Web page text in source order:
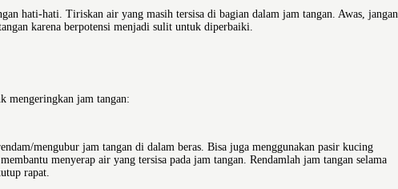
hati-hati. Tiriskan air yang masih tersisa di bagian dalam jam tangan. Awas, jangan
karena berpotensi menjadi sulit untuk diperbaiki.
mengeringkan jam tangan:
mengubur jam tangan di dalam beras. Bisa juga menggunakan pasir kucing
menyerap air yang tersisa pada jam tangan. Rendamlah jam tangan selama
rapat.